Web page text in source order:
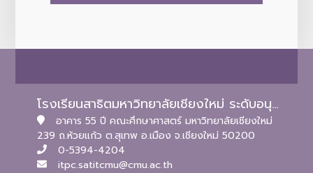
โรงเรียนสาธิตมหาวิทยาลัยเชียงใหม่ ระดับอนุบาลและประถมศึกษา
อาคาร 55 ปี คณะศึกษาศาสตร์ มหาวิทยาลัยเชียงใหม่
239 ถ.ห้วยแก้ว ต.สุเทพ อ.เมือง จ.เชียงใหม่ 50200
0-5394-4204
itpc.satitcmu@cmu.ac.th